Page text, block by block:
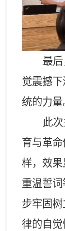
最
觉震撼
统的力量
此
育与革命
样，效果
重温誓词
步牢固
律的自